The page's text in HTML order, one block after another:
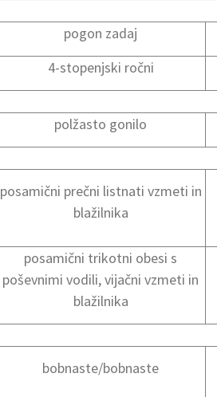
pogon zadaj
4-stopenjski ročni
polžasto gonilo
posamični prečni listnati vzmeti in
blažilnika
posamični trikotni obesi s
poševnimi vodili, vijačni vzmeti in
blažilnika
bobnaste/bobnaste